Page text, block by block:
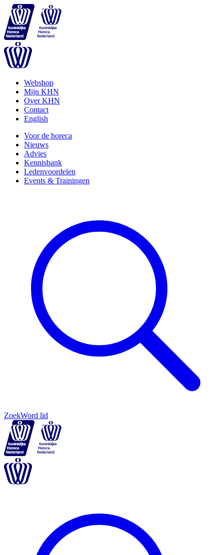
Webshop
Mijn KHN
Over KHN
Contact
English
Voor de horeca
Nieuws
Advies
Kennisbank
Ledenvoordelen
Events & Trainingen
ZoekWord lid